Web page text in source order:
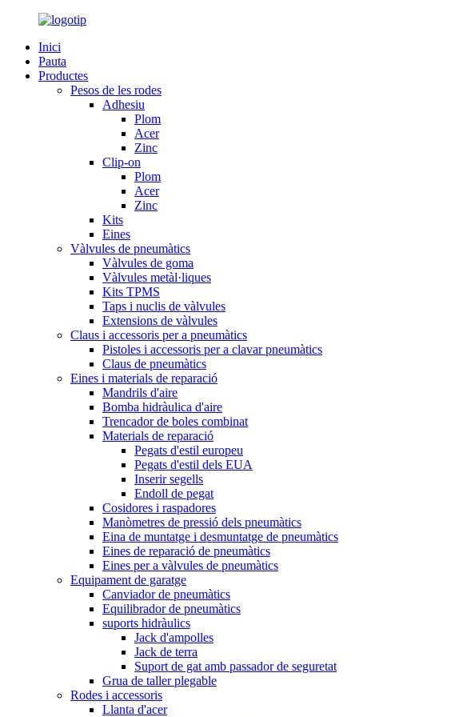
Inici
Pauta
Productes
Pesos de les rodes
Adhesiu
Plom
Acer
Zinc
Clip-on
Plom
Acer
Zinc
Kits
Eines
Vàlvules de pneumàtics
Vàlvules de goma
Vàlvules metàl·liques
Kits TPMS
Taps i nuclis de vàlvules
Extensions de vàlvules
Claus i accessoris per a pneumàtics
Pistoles i accessoris per a clavar pneumàtics
Claus de pneumàtics
Eines i materials de reparació
Mandrils d'aire
Bomba hidràulica d'aire
Trencador de boles combinat
Materials de reparació
Pegats d'estil europeu
Pegats d'estil dels EUA
Inserir segells
Endoll de pegat
Cosidores i raspadores
Manòmetres de pressió dels pneumàtics
Eina de muntatge i desmuntatge de pneumàtics
Eines de reparació de pneumàtics
Eines per a vàlvules de pneumàtics
Equipament de garatge
Canviador de pneumàtics
Equilibrador de pneumàtics
suports hidràulics
Jack d'ampolles
Jack de terra
Suport de gat amb passador de seguretat
Grua de taller plegable
Rodes i accessoris
Llanta d'acer